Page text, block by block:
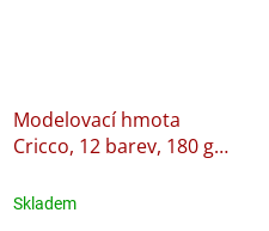
Modelovací hmota
Cricco, 12 barev, 180 g
Skladem